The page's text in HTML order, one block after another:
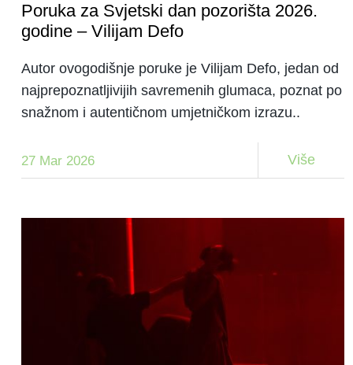
Poruka za Svjetski dan pozorišta 2026.
godine – Vilijam Defo
27 Mar 2026
Autor ovogodišnje poruke je Vilijam Defo, jedan od
najprepoznatljivijih savremenih glumaca, poznat po
snažnom i autentičnom umjetničkom izrazu..
Više